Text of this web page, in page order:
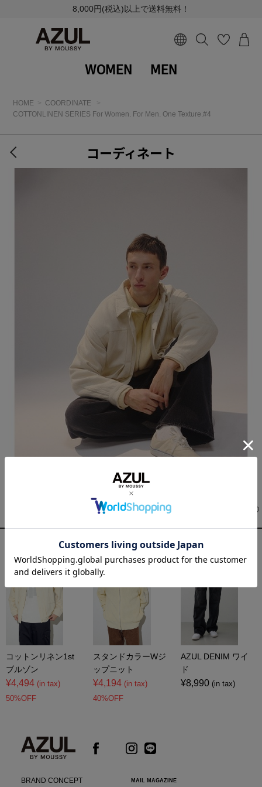
8,000円(税込)以上で送料無料！
WOMEN MEN
HOME
COORDINATE
COTTONLINEN SERIES For Women. For Men. One Texture.#4
コーディネート
コーディネートアイテム
コットンリネン1st
ブルゾン
¥4,494 (in tax)
50%OFF
スタンドカラーWジ
ップニット
¥4,194 (in tax)
40%OFF
AZUL DENIM ワイ
ド
¥8,990(in tax)
BRAND CONCEPT MAIL MAGAZINE